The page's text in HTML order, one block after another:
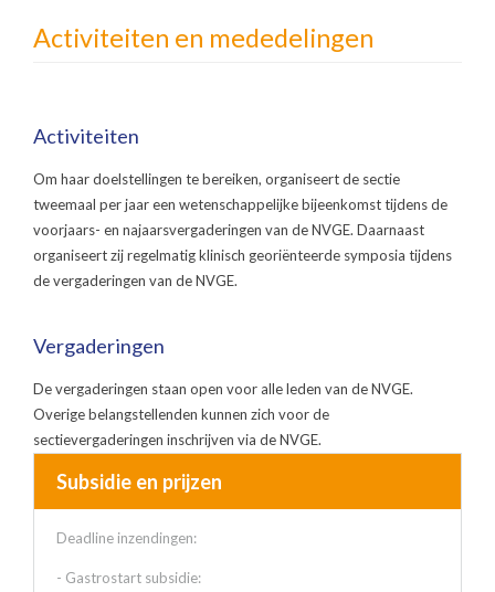
Activiteiten en mededelingen
Activiteiten
Om haar doelstellingen te bereiken, organiseert de sectie
tweemaal per jaar een wetenschappelijke bijeenkomst tijdens de
voorjaars- en najaarsvergaderingen van de NVGE. Daarnaast
organiseert zij regelmatig klinisch georiënteerde symposia tijdens
de vergaderingen van de NVGE.
Vergaderingen
De vergaderingen staan open voor alle leden van de NVGE.
Overige belangstellenden kunnen zich voor de
sectievergaderingen inschrijven via de NVGE.
Subsidie en prijzen
Deadline inzendingen:
- Gastrostart subsidie: